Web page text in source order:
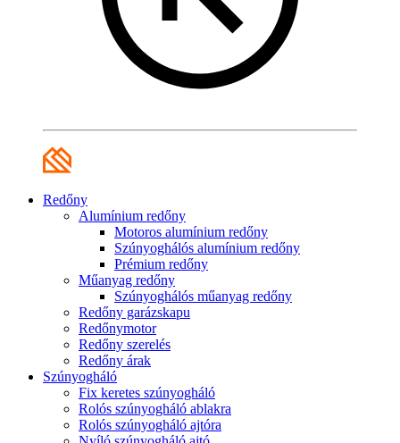
Redőny
Alumínium redőny
Motoros alumínium redőny
Szúnyoghálós alumínium redőny
Prémium redőny
Műanyag redőny
Szúnyoghálós műanyag redőny
Redőny garázskapu
Redőnymotor
Redőny szerelés
Redőny árak
Szúnyogháló
Fix keretes szúnyogháló
Rolós szúnyogháló ablakra
Rolós szúnyogháló ajtóra